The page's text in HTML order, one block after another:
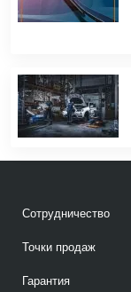
Сотрудничество
Точки продаж
Гарантия